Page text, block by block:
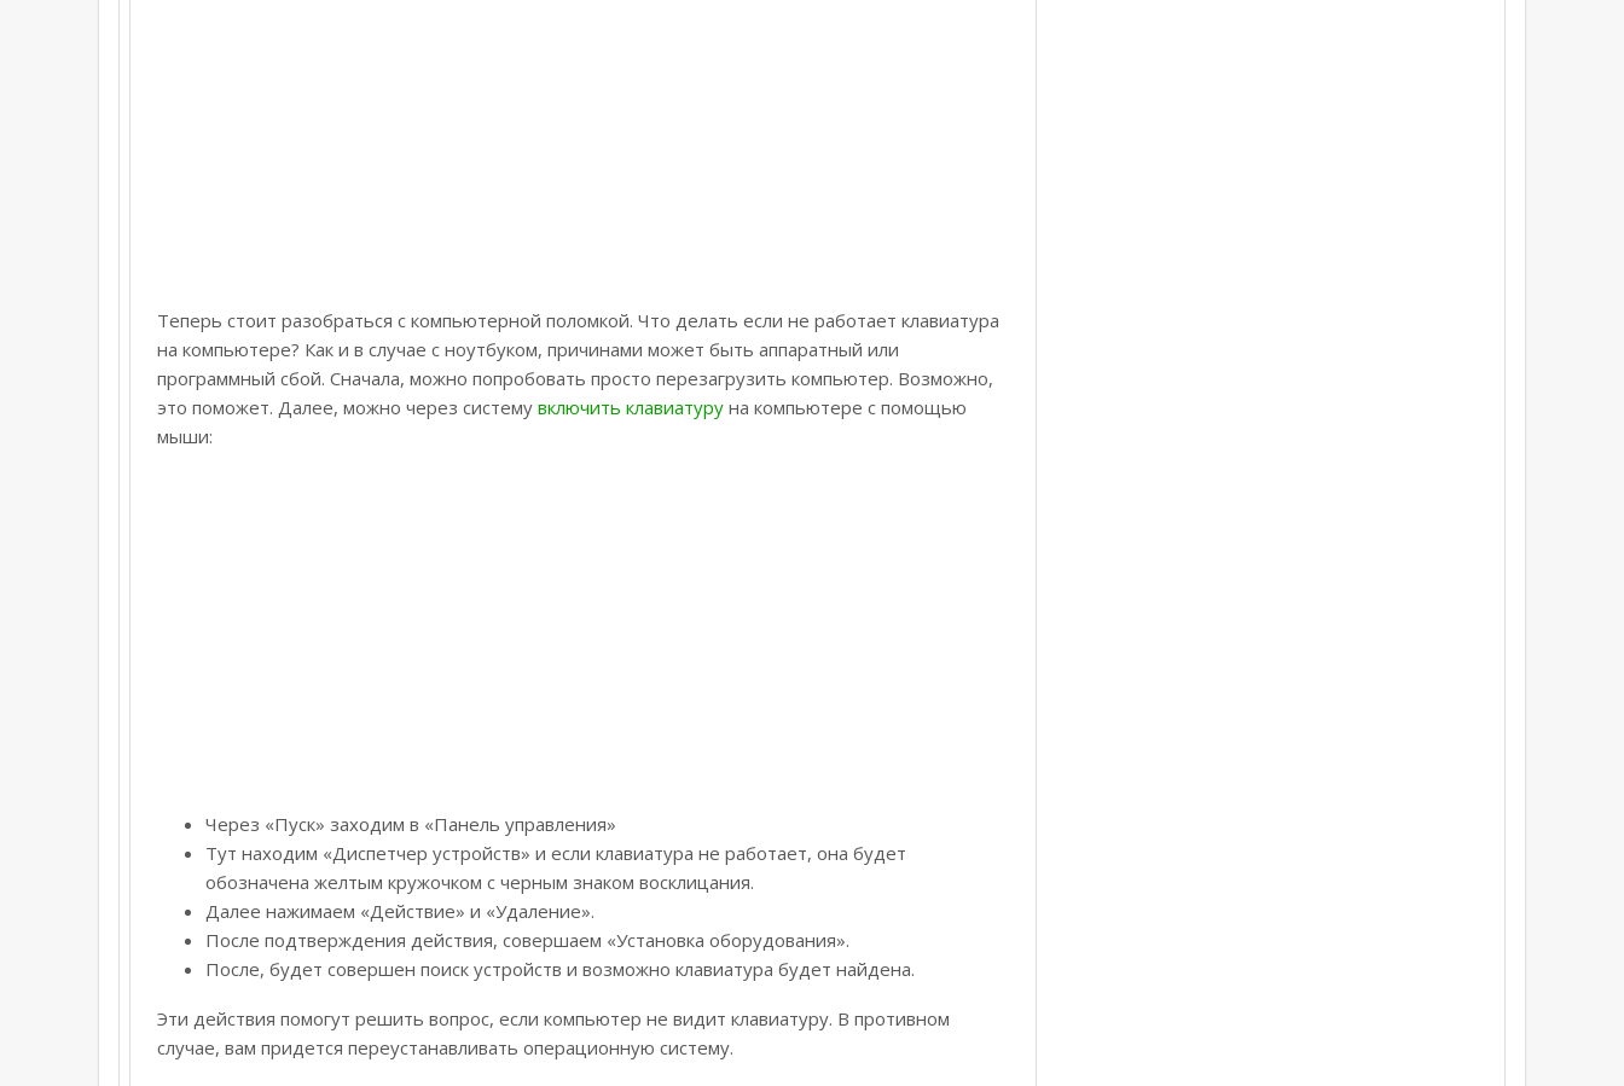
Теперь стоит разобраться с компьютерной поломкой. Что делать если не работает клавиатура
на компьютере? Как и в случае с ноутбуком, причинами может быть аппаратный или
программный сбой. Сначала, можно попробовать просто перезагрузить компьютер. Возможно,
это поможет. Далее, можно через систему включить клавиатуру на компьютере с помощью
мыши:
Через «Пуск» заходим в «Панель управления»
Тут находим «Диспетчер устройств» и если клавиатура не работает, она будет
обозначена желтым кружочком с черным знаком восклицания.
Далее нажимаем «Действие» и «Удаление».
После подтверждения действия, совершаем «Установка оборудования».
После, будет совершен поиск устройств и возможно клавиатура будет найдена.
Эти действия помогут решить вопрос, если компьютер не видит клавиатуру. В противном
случае, вам придется переустанавливать операционную систему.